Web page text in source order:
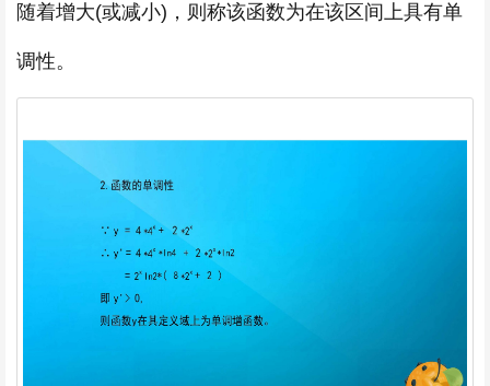
随着增大(或减小)，则称该函数为在该区间上具有单
调性。